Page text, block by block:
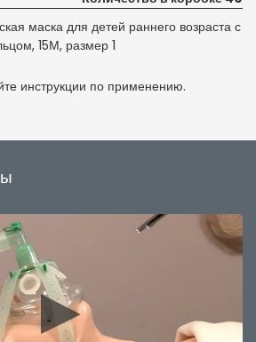
маска для детей раннего возраста с
15М, размер 1
инструкции по применению.